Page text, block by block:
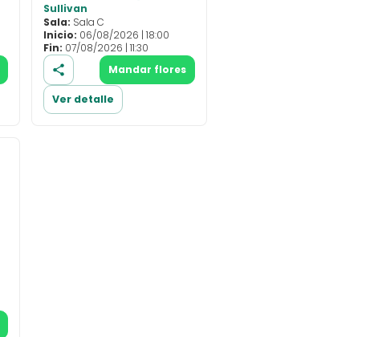
Sullivan
Sala: Sala C
Inicio: 06/08/2026 | 18:00
Fin: 07/08/2026 | 11:30
Mandar flores
Ver detalle